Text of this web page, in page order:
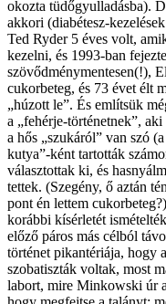
okozta tüdőgyulladásba).
akkori (diabétesz-
Ted Ryder 5 éves volt,
kezelni, és 1993-ban
szövődménymentesen(!),
cukorbeteg, és 73 évet élt
„húzott le”. És említsük
a „fehérje-történetnek”,
a hős „szukáról” van szó
kutya”-ként tartották
választottak ki, és
tettek. (Szegény, ő aztán
pont én lettem
korábbi kísérletét
előző páros más célból
történet pikantériája, hogy
szobatiszták voltak, most
labort, mire Minkowski úr